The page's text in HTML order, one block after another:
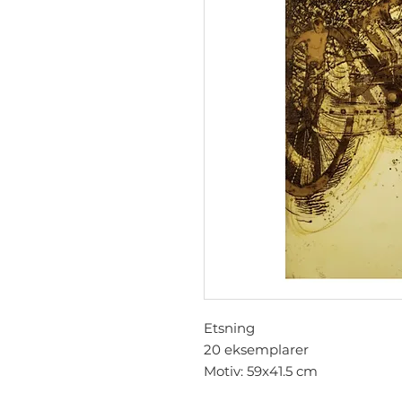
Etsning
20 eksemplarer
Motiv: 59x41.5 cm